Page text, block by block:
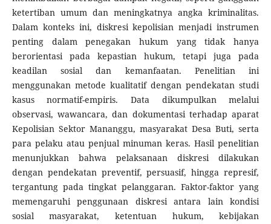
ketertiban umum dan meningkatnya angka kriminalitas.
Dalam konteks ini, diskresi kepolisian menjadi instrumen
penting dalam penegakan hukum yang tidak hanya
berorientasi pada kepastian hukum, tetapi juga pada
keadilan sosial dan kemanfaatan. Penelitian ini
menggunakan metode kualitatif dengan pendekatan studi
kasus normatif-empiris. Data dikumpulkan melalui
observasi, wawancara, dan dokumentasi terhadap aparat
Kepolisian Sektor Mananggu, masyarakat Desa Buti, serta
para pelaku atau penjual minuman keras. Hasil penelitian
menunjukkan bahwa pelaksanaan diskresi dilakukan
dengan pendekatan preventif, persuasif, hingga represif,
tergantung pada tingkat pelanggaran. Faktor-faktor yang
memengaruhi penggunaan diskresi antara lain kondisi
sosial masyarakat, ketentuan hukum, kebijakan